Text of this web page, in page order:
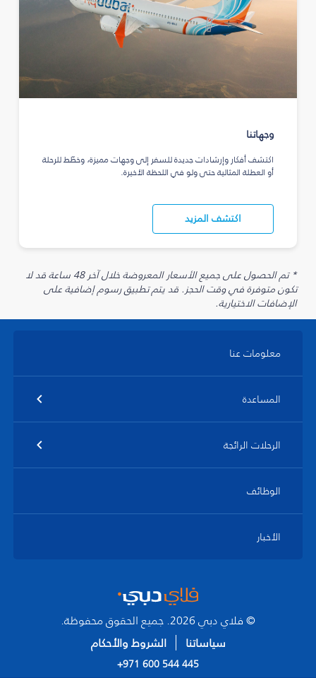
وجهاتنا
اكتشف أفكار وإرشادات جديدة للسفر إلى وجهات مميزة، وخطّط للرحلة
أو العطلة المثالية حتى ولو في اللحظة الأخيرة.
اكتشف المزيد
* تم الحصول على جميع الأسعار المعروضة خلال آخر 48 ساعة قد لا
تكون متوفرة في وقت الحجز. قد يتم تطبيق رسوم إضافية على
الإضافات الاختيارية.
معلومات عنا
المساعدة
الرحلات الرائجة
الوظائف
الأخبار
© فلاي دبي 2026. جميع الحقوق محفوظة.
سياساتنا
الشروط والأحكام
+971 600 544 445